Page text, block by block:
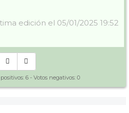
edición el 05/01/2025 19:52
6 - Votos negativos: 0